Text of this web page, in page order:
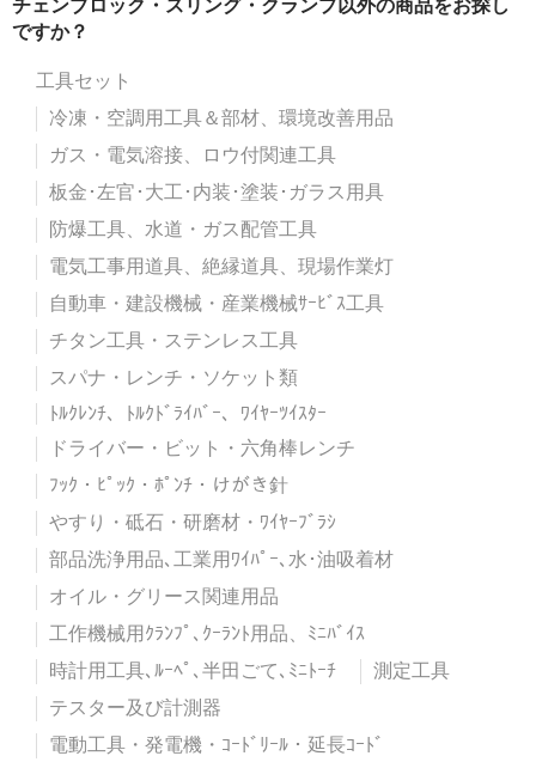
チェンブロック・スリング・クランプ以外の商品をお探し
ですか？
工具セット
冷凍・空調用工具＆部材、環境改善用品
ガス・電気溶接、ロウ付関連工具
板金･左官･大工･内装･塗装･ガラス用具
防爆工具、水道・ガス配管工具
電気工事用道具、絶縁道具、現場作業灯
自動車・建設機械・産業機械ｻｰﾋﾞｽ工具
チタン工具・ステンレス工具
スパナ・レンチ・ソケット類
ﾄﾙｸﾚﾝﾁ、ﾄﾙｸﾄﾞﾗｲﾊﾞｰ、ﾜｲﾔｰﾂｲｽﾀｰ
ドライバー・ビット・六角棒レンチ
ﾌｯｸ・ﾋﾟｯｸ・ﾎﾟﾝﾁ・けがき針
やすり・砥石・研磨材・ﾜｲﾔｰﾌﾞﾗｼ
部品洗浄用品､工業用ﾜｲﾊﾟｰ､水･油吸着材
オイル・グリース関連用品
工作機械用ｸﾗﾝﾌﾟ､ｸｰﾗﾝﾄ用品、ﾐﾆﾊﾞｲｽ
時計用工具､ﾙｰﾍﾟ､半田ごて､ﾐﾆﾄｰﾁ
測定工具
テスター及び計測器
電動工具・発電機・ｺｰﾄﾞﾘｰﾙ・延長ｺｰﾄﾞ